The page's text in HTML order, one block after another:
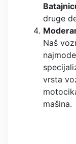
druge
Naš
vrsta
mašina.